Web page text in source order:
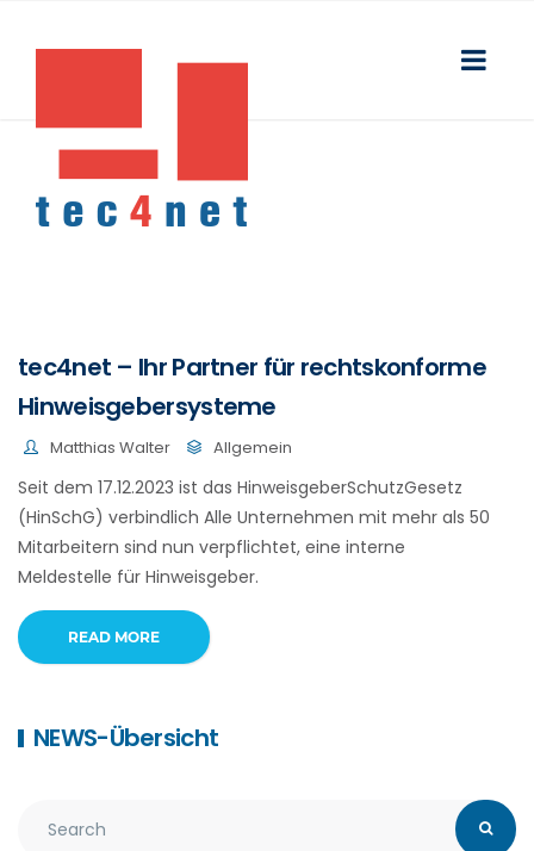
tec4net – Ihr Partner für rechtskonforme
Hinweisgebersysteme
Matthias Walter Allgemein
Seit dem 17.12.2023 ist das HinweisgeberSchutzGesetz
(HinSchG) verbindlich Alle Unternehmen mit mehr als 50
Mitarbeitern sind nun verpflichtet, eine interne
Meldestelle für Hinweisgeber.
READ MORE
NEWS-Übersicht